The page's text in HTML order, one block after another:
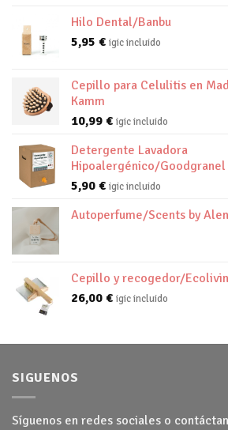
Hilo Dental/Banbu
5,95 € igic incluido
Cepillo para Celulitis en
Kamm
10,99 € igic incluido
Detergente Lavadora
Hipoalergénico/Goodgranel
5,90 € igic incluido
Autoperfume/Scents by
Cepillo y recogedor/
26,00 € igic incluido
SIGUENOS
Síguenos en redes sociales o